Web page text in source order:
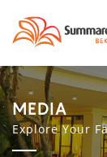
MEDIA
Explore Your